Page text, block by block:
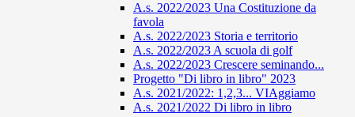
A.s. 2022/2023 Una Costituzione da
favola
A.s. 2022/2023 Storia e territorio
A.s. 2022/2023 A scuola di golf
A.s. 2022/2023 Crescere seminando...
Progetto "Di libro in libro" 2023
A.s. 2021/2022: 1,2,3... VIAggiamo
A.s. 2021/2022 Di libro in libro